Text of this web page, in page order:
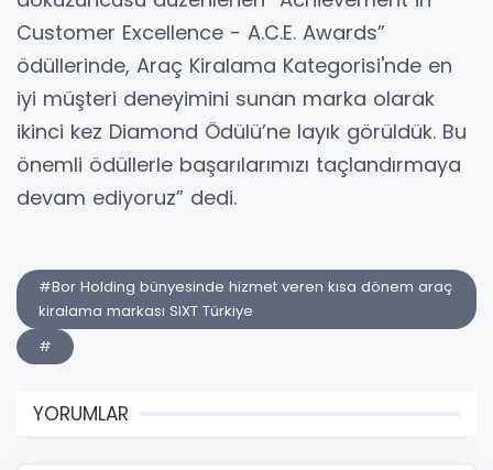
Customer Excellence - A.C.E. Awards”
ödüllerinde, Araç Kiralama Kategorisi'nde en
iyi müşteri deneyimini sunan marka olarak
ikinci kez Diamond Ödülü’ne layık görüldük. Bu
önemli ödüllerle başarılarımızı taçlandırmaya
devam ediyoruz” dedi.
#Bor Holding bünyesinde hizmet veren kısa dönem araç
kiralama markası SIXT Türkiye
#
YORUMLAR